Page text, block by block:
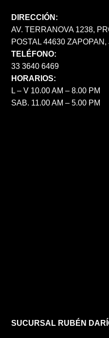
DIRECCIÓN:
AV. TERRANOVA 1238,
POSTAL 44630 ZAPOPAN,
TELÉFONO:
33 3640 6469
HORARIOS:
L – V 10.00 AM – 8.00 PM
SAB. 11.00 AM – 5.00 PM
SUCURSAL RUBÉN